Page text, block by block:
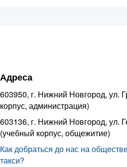
Адреса
603950, г. Нижний Новгород, ул.
корпус, администрация)
603136, г. Нижний Новгород, ул.
(учебный корпус, общежитие)
Как добраться до нас на
такси?